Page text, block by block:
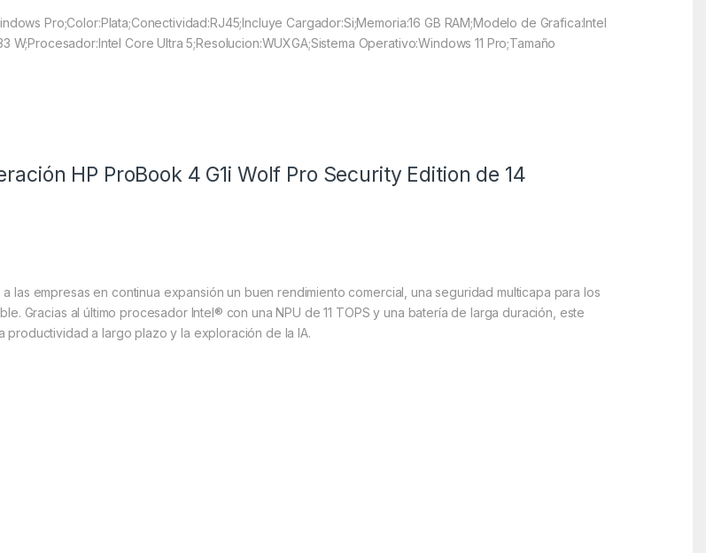
Pro;Color:Plata;Conectividad:RJ45;Incluye Cargador:Si;Memoria:16 GB RAM;Modelo de Grafica:Intel
Core Ultra 5;Resolucion:WUXGA;Sistema Operativo:Windows 11 Pro;Tamaño
HP ProBook 4 G1i Wolf Pro Security Edition de 14
las empresas en continua expansión un buen rendimiento comercial, una seguridad multicapa para los
Gracias al último procesador Intel® con una NPU de 11 TOPS y una batería de larga duración, este
a largo plazo y la exploración de la IA.